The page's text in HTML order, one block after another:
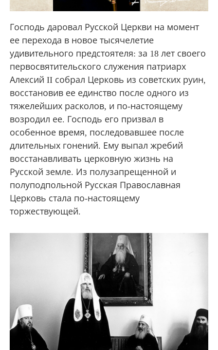
Господь даровал Русской Церкви на момент
ее перехода в новое тысячелетие
удивительного предстоятеля: за 18 лет своего
первосвятительского служения патриарх
Алексий II собрал Церковь из советских руин,
восстановив ее единство после одного из
тяжелейших расколов, и по-настоящему
возродил ее. Господь его призвал в
особенное время, последовавшее после
длительных гонений. Ему выпал жребий
восстанавливать церковную жизнь на
Русской земле. Из полузапрещенной и
полуподпольной Русская Православная
Церковь стала по-настоящему
торжествующей.